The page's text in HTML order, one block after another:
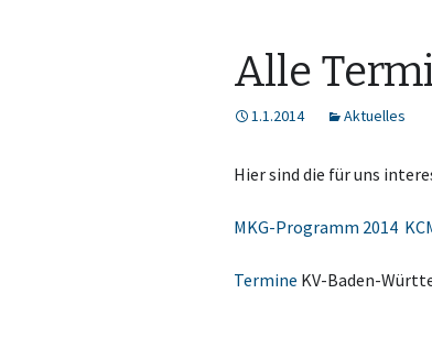
Alle
1.1.2014 Aktuelles
Hier sind die für uns
MKG-Programm 2014
Termine KV-Baden-